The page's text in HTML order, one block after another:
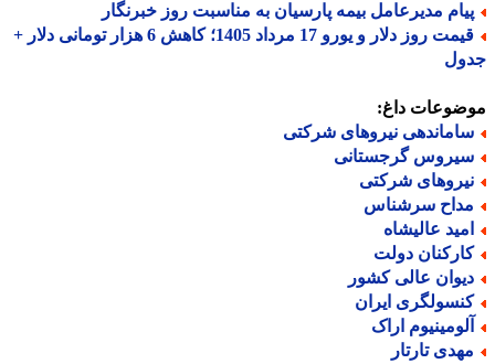
مدیرعامل بیمه پارسیان به مناسبت روز خبرنگار
قیمت روز دلار و یورو 17 مرداد 1405؛ کاهش 6 هزار تومانی دلار +
داغ:
نیروهای شرکتی
گرجستانی
شرکتی
سرشناس
عالیشاه
دولت
عالی کشور
ایران
اراک
تارتار